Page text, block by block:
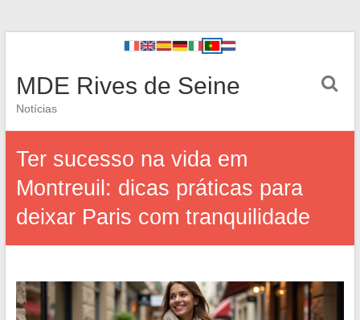
MDE Rives de Seine
Notícias
Ter sucesso na vida em
Montreuil: dicas práticas para
deixar Paris com tranquilidade